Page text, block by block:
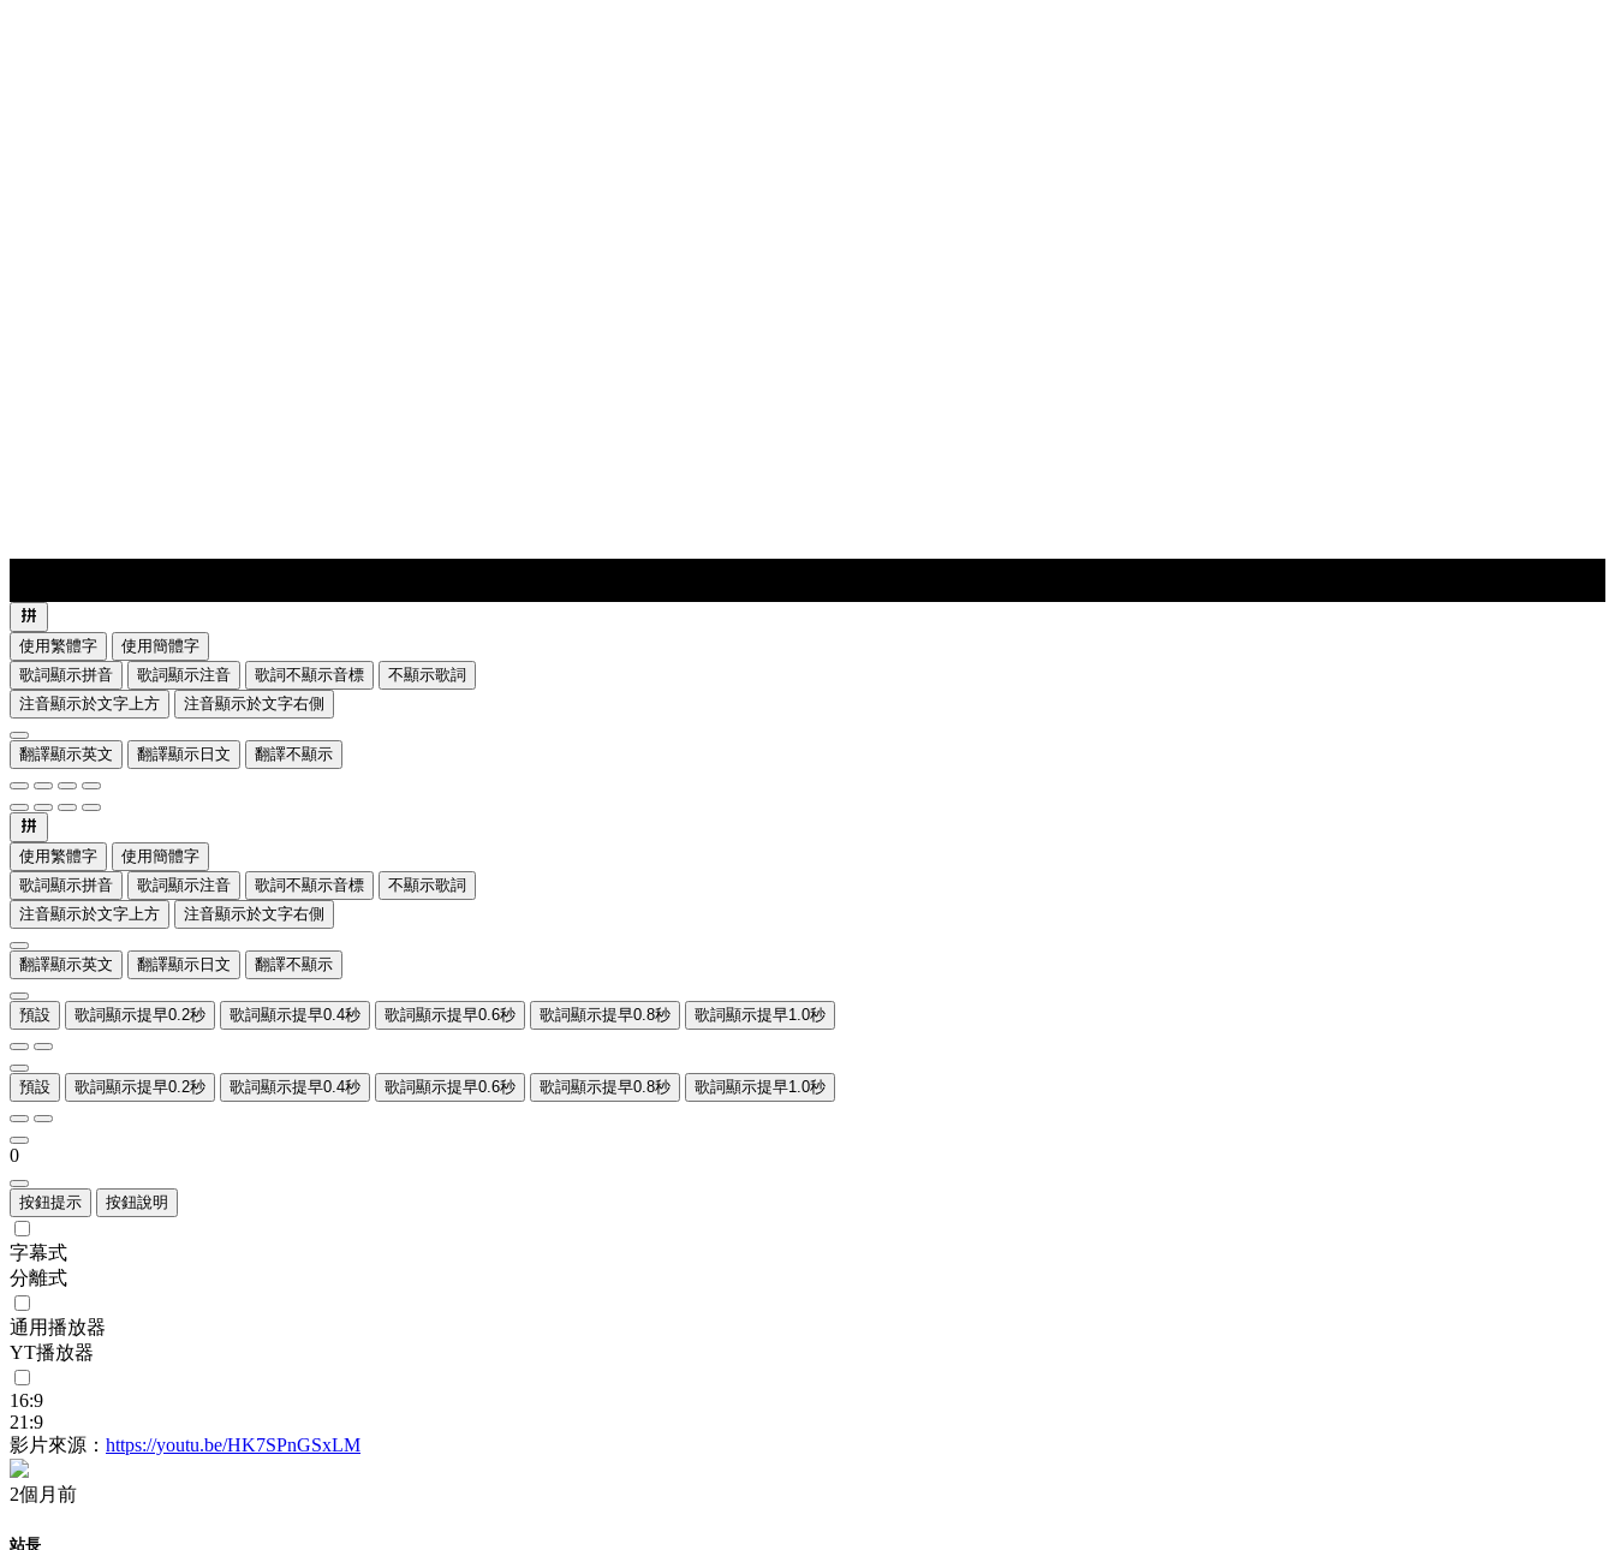
使用繁體字
使用簡體字
歌詞顯示拼音
歌詞顯示注音 歌詞不顯示音標
不顯示歌詞
注音顯示於文字上方
注音顯示於文字右側
翻譯顯示英文 翻譯顯示日文 翻譯不顯示
使用繁體字
使用簡體字
歌詞顯示拼音
歌詞顯示注音 歌詞不顯示音標
不顯示歌詞
注音顯示於文字上方
注音顯示於文字右側
翻譯顯示英文 翻譯顯示日文 翻譯不顯示
預設 歌詞顯示提早0.2秒 歌詞顯示提早0.4秒 歌詞顯示提早0.6秒 歌詞顯示提早0.8秒 歌詞顯示提早1.0秒
預設 歌詞顯示提早0.2秒 歌詞顯示提早0.4秒 歌詞顯示提早0.6秒 歌詞顯示提早0.8秒 歌詞顯示提早1.0秒
0
按鈕提示 按鈕說明
字幕式
分離式
通用播放器
YT播放器
16:9
21:9
影片來源： https://youtu.be/HK7SPnGSxLM
2個月前
站長